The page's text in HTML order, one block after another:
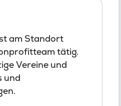
am Standort
tätig.
Vereine und
und